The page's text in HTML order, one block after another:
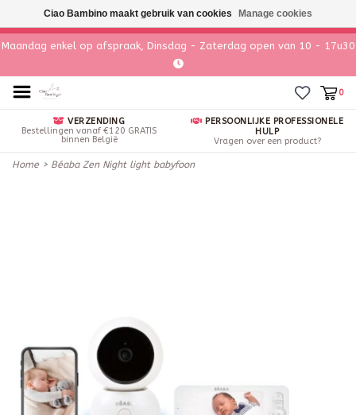
Maandag enkel op afspraak, Dinsdag - Zaterdag open van 10 - 17u30
0
VERZENDING
Bestellingen vanaf €120 GRATIS
binnen België
PERSOONLIJKE PROFESSIONELE
HULP
Vragen over een product?
Home > Béaba Zen Night light babyfoon
Ciao Bambino maakt gebruik van cookies Manage cookies